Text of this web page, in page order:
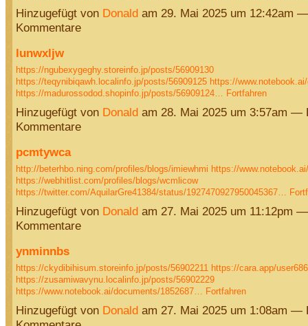
Hinzugefügt von Donaldam 29. Mai 2025 um 12:42am
Kommentare
lunwxljw
https://ngubexygeghy.storeinfo.jp/posts/56909130
https://teqynibiqawh.localinfo.jp/posts/56909125 https://
https://madurossodod.shopinfo.jp/posts/56909124…
Fortfahren
Hinzugefügt von Donaldam 28. Mai 2025 um 3:57am —
Kommentare
pcmtywca
http://beterhbo.ning.com/profiles/blogs/imiewhmi https://
https://webhitlist.com/profiles/blogs/wcmlicow
https://twitter.com/AquilarGre41384/status/1927470927950045367…
Hinzugefügt von Donaldam 27. Mai 2025 um 11:12pm
Kommentare
ynminnbs
https://ckydibihisum.storeinfo.jp/posts/56902211 https://cara.app/
https://zusamiwavynu.localinfo.jp/posts/56902229
https://www.notebook.ai/documents/1852687…
Fortfahren
Hinzugefügt von Donaldam 27. Mai 2025 um 1:08am —